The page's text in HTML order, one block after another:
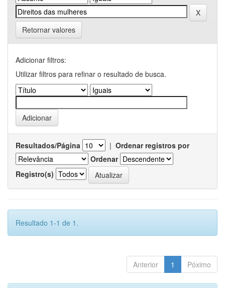
Retornar valores
Adicionar filtros:
Utilizar filtros para refinar o resultado de busca.
Resultados/Página | Ordenar registros por
Ordenar
Registro(s)
Resultado 1-1 de 1.
Anterior 1 Póximo